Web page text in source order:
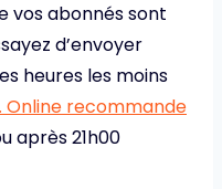
vos abonnés sont
d’envoyer
heures les moins
Online recommande
après 21h00